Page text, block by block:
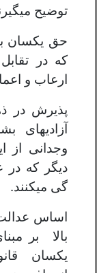
توضیح
حق یکسان
که در
ارعاب و
پذیرش در
آزادیهای
وجدانی از
دیگر که در
گی میکنند.
اساس
بالا بر
یکسان